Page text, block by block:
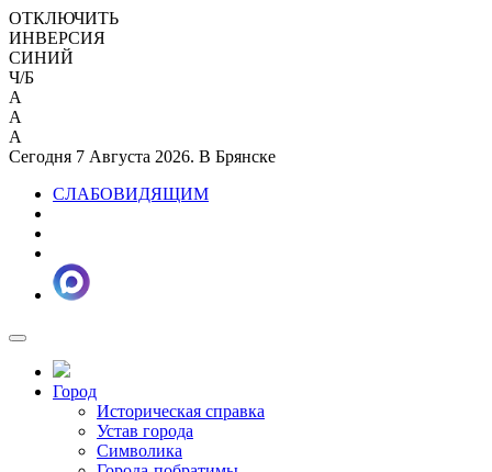
ОТКЛЮЧИТЬ
ИНВЕРСИЯ
СИНИЙ
Ч/Б
A
A
A
Сегодня 7 Августа 2026. В Брянске
СЛАБОВИДЯЩИМ
Город
Историческая справка
Устав города
Символика